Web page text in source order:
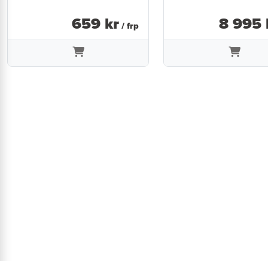
659 kr / frp 8 995